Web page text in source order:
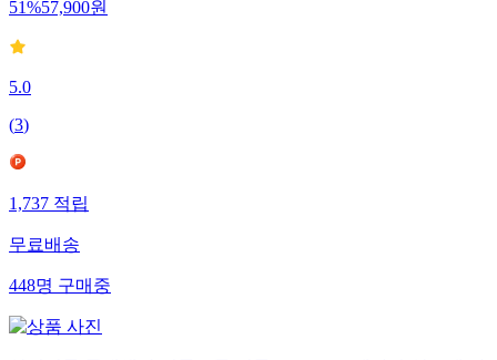
51%57,900원
5.0
(3)
1,737적립
무료배송
448명구매중